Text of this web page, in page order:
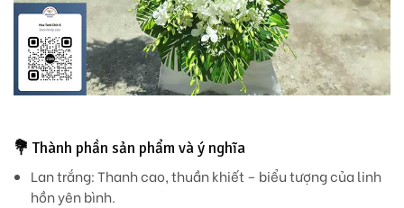
💐Thành phần sản phẩm và ý nghĩa
Lan trắng:Thanh cao, thuần khiết – biểu tượng của linh
hồn yên bình.